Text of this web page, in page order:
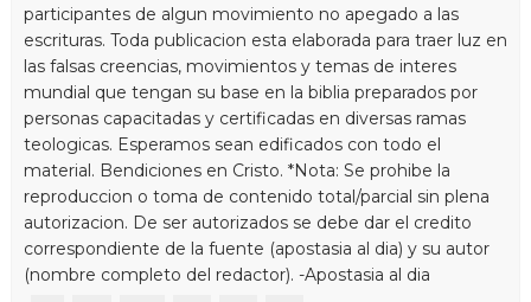
participantes de algun movimiento no apegado a las
escrituras. Toda publicacion esta elaborada para traer luz en
las falsas creencias, movimientos y temas de interes
mundial que tengan su base en la biblia preparados por
personas capacitadas y certificadas en diversas ramas
teologicas. Esperamos sean edificados con todo el
material. Bendiciones en Cristo. *Nota: Se prohibe la
reproduccion o toma de contenido total/parcial sin plena
autorizacion. De ser autorizados se debe dar el credito
correspondiente de la fuente (apostasia al dia) y su autor
(nombre completo del redactor). -Apostasia al dia